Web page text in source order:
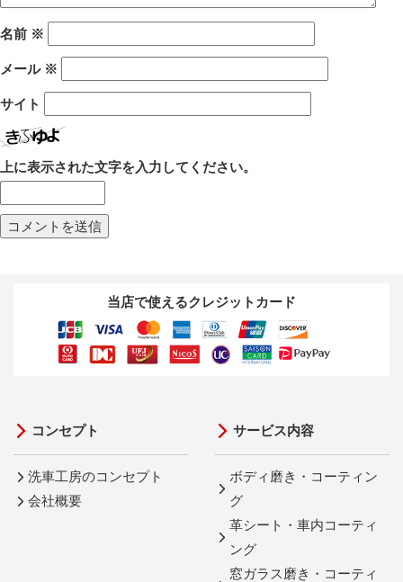
名前 ※
メール ※
サイト
上に表示された文字を入力してください。
当店で使えるクレジットカード
コンセプト
洗車工房のコンセプト
会社概要
サービス内容
ボディ磨き・コーティン
グ
革シート・車内コーティ
ング
窓ガラス磨き・コーティ